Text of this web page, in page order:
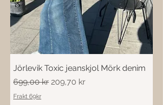
Jörlevik Toxic jeanskjol Mörk denim
Ordinarie pris
699,00 kr Reapris
209,70 kr
Frakt 69kr